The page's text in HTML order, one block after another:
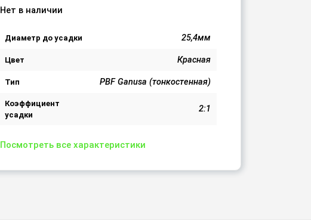
Нет в наличии
Диаметр до усадки 25,4мм
Цвет Красная
Тип PBF Ganusa (тонкостенная)
Коэффициент
усадки
2:1
Посмотреть все характеристики